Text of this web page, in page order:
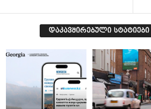
დაკავშირებული სტატიები